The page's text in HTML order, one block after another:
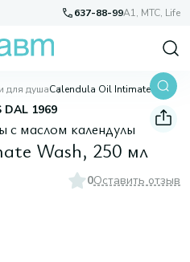
637-88-99A1, МТС, Life
для душа Calendula Oil Intimate Wash, 250 мл
DAL 1969
с маслом календулы
Wash, 250 мл
0Оставить отзыв